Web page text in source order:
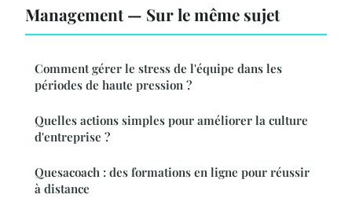
Management — Sur le même sujet
Comment gérer le stress de l'équipe dans les
périodes de haute pression ?
Quelles actions simples pour améliorer la culture
d'entreprise ?
Quesacoach : des formations en ligne pour réussir
à distance